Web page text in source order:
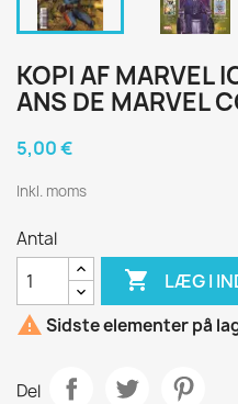
KOPI AF MARVEL
ANS DE MARVEL
5,00 €
Inkl. moms
Antal
 LÆG I
 Sidste elementer på
Del